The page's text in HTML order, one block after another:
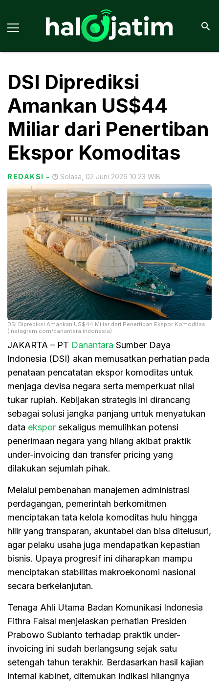
DSI Diprediksi
Amankan US$44
Miliar dari Penertiban
Ekspor Komoditas
REDAKSI - Selasa, 02 Juni 2026 10:23 WIB
DSI Diprediksi Amankan US$44 Miliar dari Penertiban Ekspor Komoditas
(instagram.com/danantara.indonesia)
JAKARTA – PT Danantara Sumber Daya
Indonesia (DSI) akan memusatkan perhatian pada
penataan pencatatan ekspor komoditas untuk
menjaga devisa negara serta memperkuat nilai
tukar rupiah. Kebijakan strategis ini dirancang
sebagai solusi jangka panjang untuk menyatukan
data ekspor sekaligus memulihkan potensi
penerimaan negara yang hilang akibat praktik
under-invoicing dan transfer pricing yang
dilakukan sejumlah pihak.
Melalui pembenahan manajemen administrasi
perdagangan, pemerintah berkomitmen
menciptakan tata kelola komoditas hulu hingga
hilir yang transparan, akuntabel dan bisa ditelusuri,
agar pelaku usaha juga mendapatkan kepastian
bisnis. Upaya progresif ini diharapkan mampu
menciptakan stabilitas makroekonomi nasional
secara berkelanjutan.
Tenaga Ahli Utama Badan Komunikasi Indonesia
Fithra Faisal menjelaskan perhatian Presiden
Prabowo Subianto terhadap praktik under-
invoicing ini sudah berlangsung sejak satu
setengah tahun terakhir. Berdasarkan hasil kajian
internal kabinet, ditemukan indikasi hilangnya